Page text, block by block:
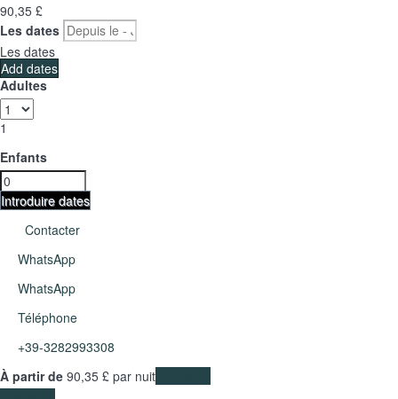
90,35 £
Les dates
Les dates
Add dates
Adultes
1
Enfants
Introduire dates
Contacter
WhatsApp
WhatsApp
Téléphone
+39-3282993308
À partir de 90,35 £ par nuit